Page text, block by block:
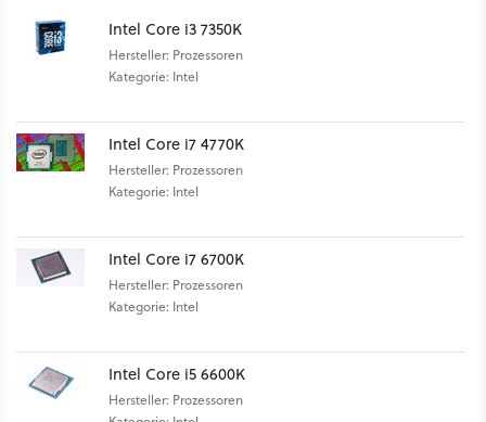
Intel Core i3 7350K
Hersteller: Prozessoren
Kategorie: Intel
Intel Core i7 4770K
Hersteller: Prozessoren
Kategorie: Intel
Intel Core i7 6700K
Hersteller: Prozessoren
Kategorie: Intel
Intel Core i5 6600K
Hersteller: Prozessoren